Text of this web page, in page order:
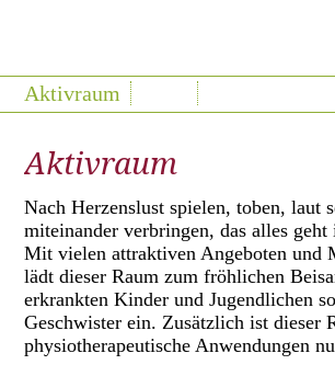
Aktivraum
Aktivraum
Nach Herzenslust spielen, toben, laut
miteinander verbringen, das alles
Mit vielen attraktiven Angeboten und
lädt dieser Raum zum fröhlichen
erkrankten Kinder und Jugendlichen
Geschwister ein. Zusätzlich ist dieser
physiotherapeutische Anwendungen